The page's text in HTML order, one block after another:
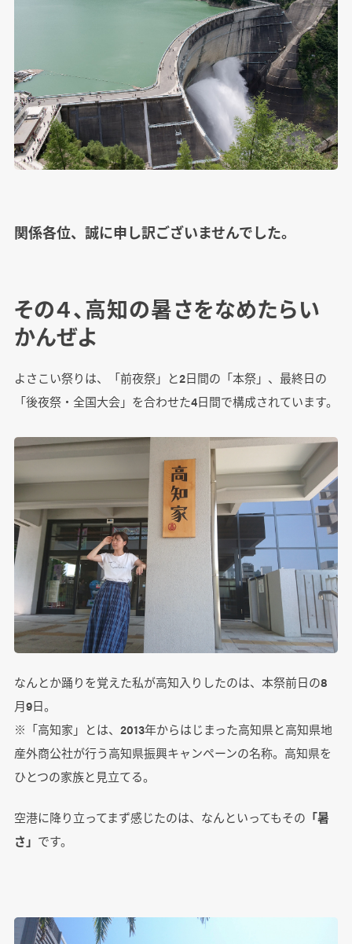
関係各位、誠に申し訳ございませんでした。
その４、高知の暑さをなめたらい
かんぜよ
よさこい祭りは、「前夜祭」と2日間の「本祭」、最終日の
「後夜祭・全国大会」を合わせた4日間で構成されています。
なんとか踊りを覚えた私が高知入りしたのは、本祭前日の8
月9日。
※「高知家」とは、2013年からはじまった高知県と高知県地
産外商公社が行う高知県振興キャンペーンの名称。高知県を
ひとつの家族と見立てる。
空港に降り立ってまず感じたのは、なんといってもその 「暑
さ」 です。